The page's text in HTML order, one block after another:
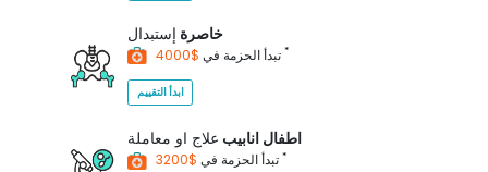
خاصرة إستبدال
تبدأ الحزمة في *
ابدأ التقييم
اطفال انابيب علاج او معاملة
تبدأ الحزمة في *